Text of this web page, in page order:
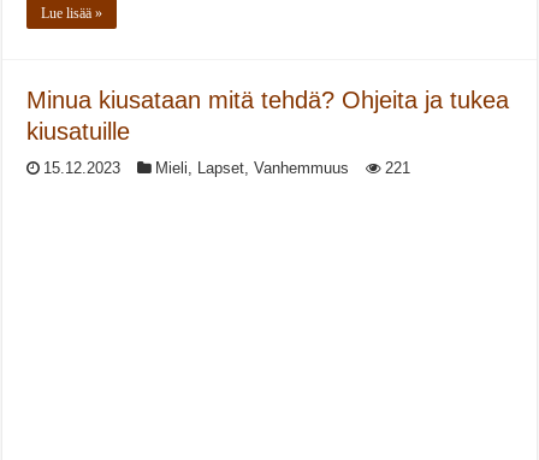
Lue lisää »
Minua kiusataan mitä tehdä? Ohjeita ja tukea
kiusatuille
15.12.2023 Mieli Lapset ,Vanhemmuus 221